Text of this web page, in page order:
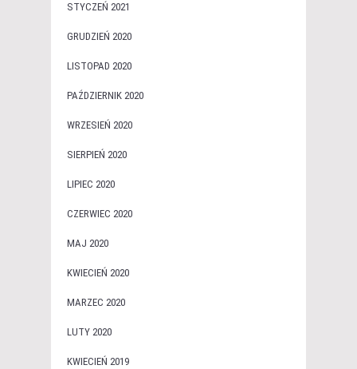
STYCZEŃ 2021
GRUDZIEŃ 2020
LISTOPAD 2020
PAŹDZIERNIK 2020
WRZESIEŃ 2020
SIERPIEŃ 2020
LIPIEC 2020
CZERWIEC 2020
MAJ 2020
KWIECIEŃ 2020
MARZEC 2020
LUTY 2020
KWIECIEŃ 2019